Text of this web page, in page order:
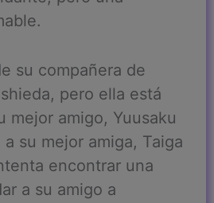
su compañera de
pero ella está
mejor amigo, Yuusaku
su mejor amiga, Taiga
encontrar una
a su amigo a